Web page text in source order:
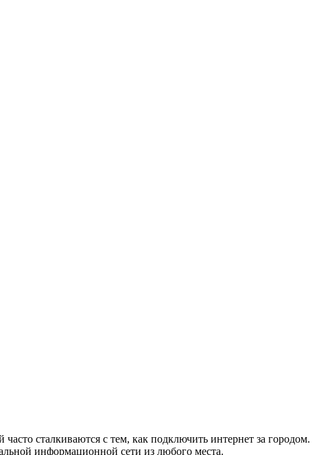
сталкиваются с тем, как подключить интернет за городом.
информационной сети из любого места.